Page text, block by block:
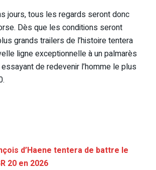
jours, tous les regards seront donc
Dès que les conditions seront
grands trailers de l’histoire tentera
ligne exceptionnelle à un palmarès
de redevenir l’homme le plus
d’Haene tentera de battre le
20 en 2026